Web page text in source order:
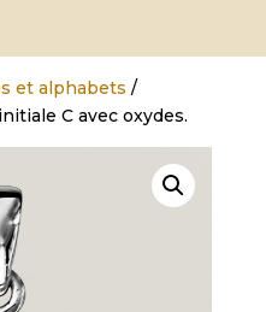
et alphabets /
C avec oxydes.